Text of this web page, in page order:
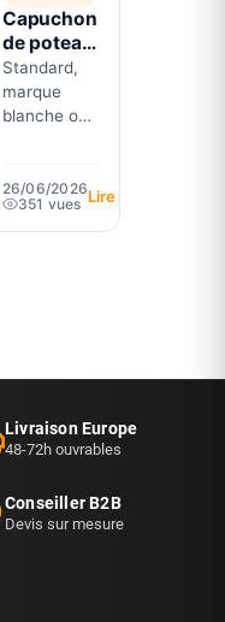
Capuchon
de poteau
à sangle :
standard,
marque
personnalisé
?
Standard,
marque
blanche ou
finitions de
capuchon
des poteaux
26/06/2026
351 vues Lire
Livraison Europe
48-72h ouvrables
Conseiller B2B
Devis sur mesure